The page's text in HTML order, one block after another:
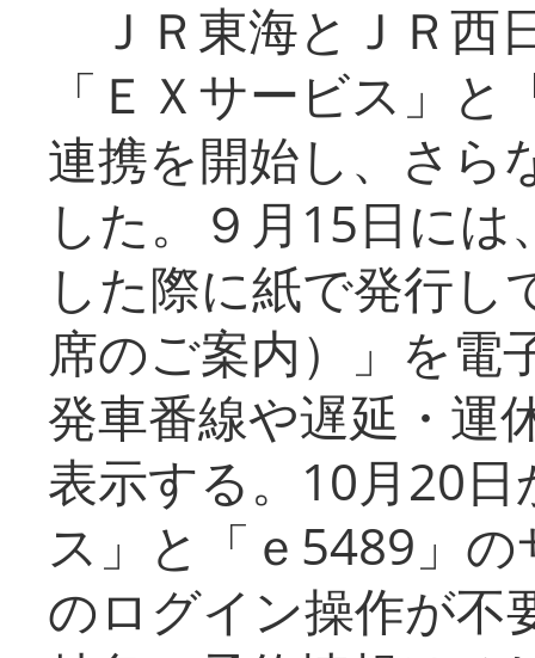
ＪＲ東海とＪＲ西
「ＥＸサービス」
連携を開始し、さら
した。９月15日に
した際に紙で発行し
席のご案内）」を電
発車番線や遅延・運
表示する。10月20
ス」と「ｅ5489」
のログイン操作が不